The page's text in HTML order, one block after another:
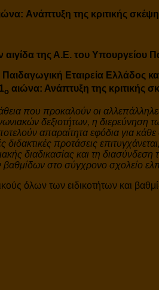
Aνάπτυξη της κριτικής
αιγίδα της Α.Ε. του Υπουργείου
Παιδαγωγική Εταιρεία Ελλάδος
ο αιώνα: Ανάπτυξη της κριτικής
που προκαλούν οι
δεξιοτήτων, η διερεύνηση
απαραίτητα εφόδια για κάθε
προτάσεις
διαδικασίας και τη διασύνδεση
στο σύγχρονο σχολείο
όλων των ειδικοτήτων και